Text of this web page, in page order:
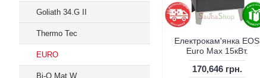
Goliath 34.G II
Thermo Tec
EURO
Bi-O Mat W
Електрокам'янка EOS
Euro Max 15кВт.
170,646 грн.